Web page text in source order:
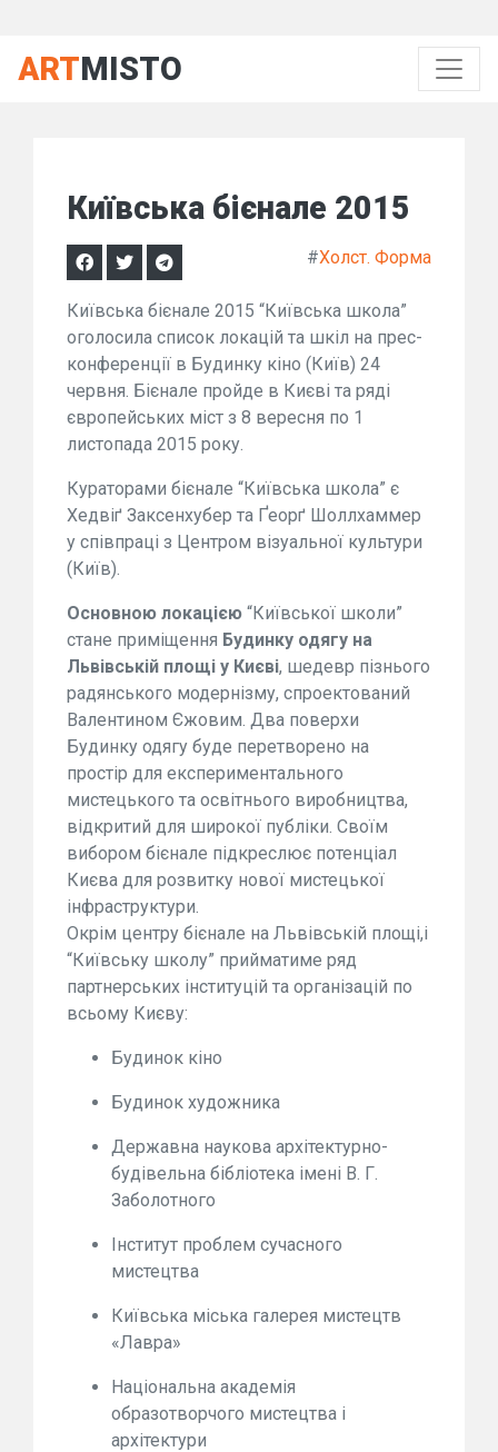
ARTMISTO
Київська бієнале 2015
#Холст. Форма
Київська бієнале 2015 “Київська школа”
оголосила список локацій та шкіл на прес-
конференції в Будинку кіно (Київ) 24
червня. Бієнале пройде в Києві та ряді
європейських міст з 8 вересня по 1
листопада 2015 року.
Кураторами бієнале “Київська школа” є
Хедвіґ Заксенхубер та Ґеорґ Шоллхаммер
у співпраці з Центром візуальної культури
(Київ).
Основною локацією “Київської школи”
стане приміщення Будинку одягу на
Львівській площі у Києві, шедевр пізнього
радянського модернізму, спроектований
Валентином Єжовим. Два поверхи
Будинку одягу буде перетворено на
простір для експериментального
мистецького та освітнього виробництва,
відкритий для широкої публіки. Своїм
вибором бієнале підкреслює потенціал
Києва для розвитку нової мистецької
інфраструктури.
Окрім центру бієнале на Львівській площі,і
“Київську школу” прийматиме ряд
партнерських інституцій та організацій по
всьому Києву:
Будинок кіно
Будинок художника
Державна наукова архітектурно-
будівельна бібліотека імені В. Г.
Заболотного
Інститут проблем сучасного
мистецтва
Київська міська галерея мистецтв
«Лавра»
Національна академія
образотворчого мистецтва і
архітектури